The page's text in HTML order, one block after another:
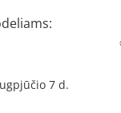
7 d.